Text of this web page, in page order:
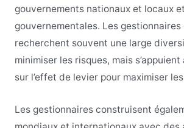
gouvernements nationaux et locaux
gouvernementales. Les
recherchent souvent une large
minimiser les risques, mais
sur l’effet de levier pour maximiser
Les gestionnaires construisent